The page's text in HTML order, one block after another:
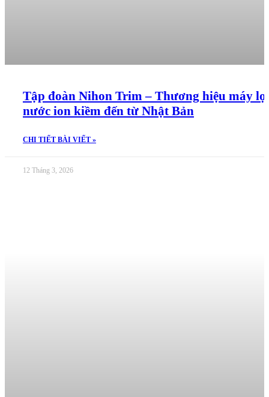
Tập đoàn Nihon Trim – Thương hiệu máy
nước ion kiềm đến từ Nhật Bản
CHI TIẾT BÀI VIẾT »
12 Tháng 3, 2026